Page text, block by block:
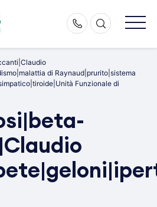
di Raynaud|prurito|sistema
Funzionale di